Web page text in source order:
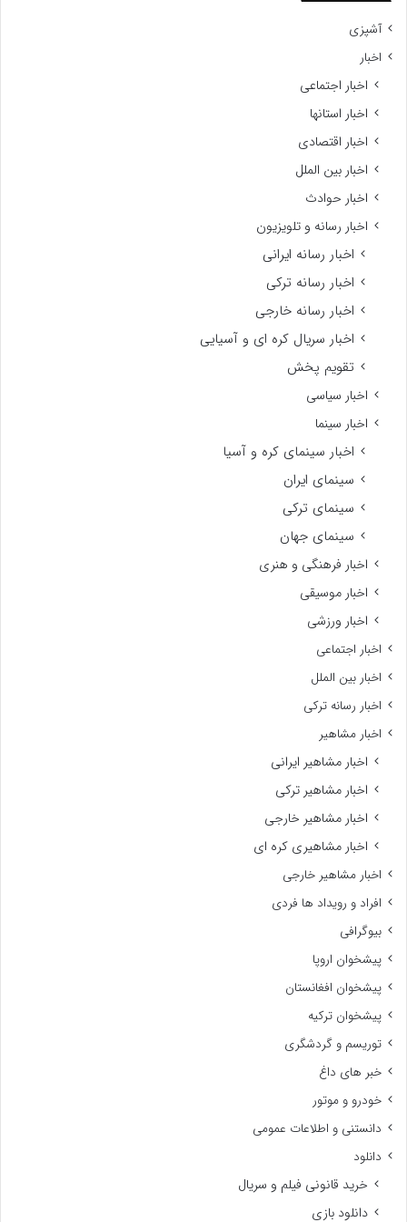
آشپزی
اخبار
اخبار اجتماعی
اخبار استانها
اخبار اقتصادی
اخبار بین الملل
اخبار حوادث
اخبار رسانه و تلویزیون
اخبار رسانه ایرانی
اخبار رسانه ترکی
اخبار رسانه خارجی
اخبار سریال کره ای و آسیایی
تقویم پخش
اخبار سیاسی
اخبار سینما
اخبار سینمای کره و آسیا
سینمای ایران
سینمای ترکی
سینمای جهان
اخبار فرهنگی و هنری
اخبار موسیقی
اخبار ورزشی
اخبار اجتماعی
اخبار بین الملل
اخبار رسانه ترکی
اخبار مشاهیر
اخبار مشاهیر ایرانی
اخبار مشاهیر ترکی
اخبار مشاهیر خارجی
اخبار مشاهیری کره ای
اخبار مشاهیر خارجی
افراد و رویداد ها فردی
بیوگرافی
پیشخوان اروپا
پیشخوان افغانستان
پیشخوان ترکیه
توریسم و گردشگری
خبر های داغ
خودرو و موتور
دانستنی و اطلاعات عمومی
دانلود
خرید قانونی فیلم و سریال
دانلود بازی